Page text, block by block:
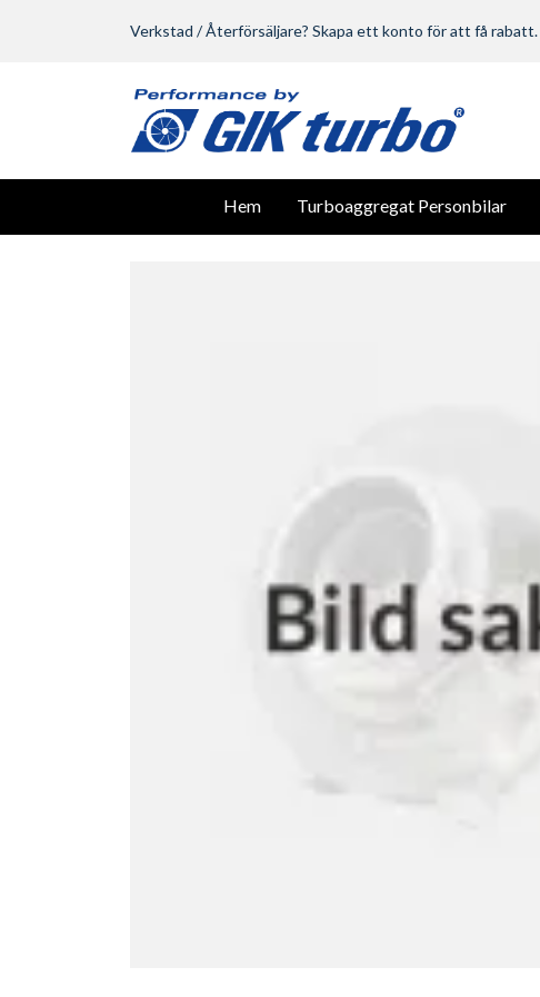
Verkstad / Återförsäljare? Skapa ett konto för att få rabatt.
Hem Turboaggregat Personbilar